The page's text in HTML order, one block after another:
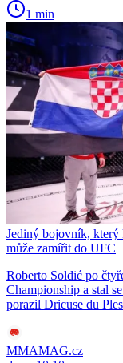
1 min
Jediný bojovník, který
může zamířit do UFC
Roberto Soldić po
Championship a stal
porazil Dricuse du
MMAMAG.cz